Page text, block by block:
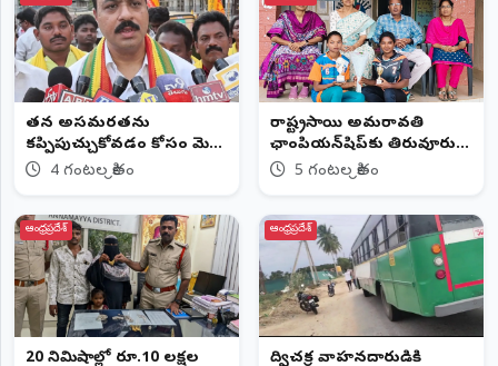
తన అసమర్థతను
కప్పిపుచ్చుకోవడం కోసం మెగా
డీఎస్సీపై వీధి పోరాటాలు
4 గంటల క్రితం
రాష్ట్రస్థాయి అమరావతి
ఛాంపియన్‌షిప్‌కు తిరువూరు
విద్యార్థినులు
5 గంటల క్రితం
ఆంధ్రప్రదేశ్
20 నిమిషాల్లో రూ.10 లక్షల
ఆంధ్రప్రదేశ్
ద్విచక్ర వాహనదారుడికి